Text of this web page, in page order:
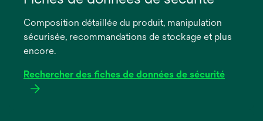
nouvel
onglet
Composition détaillée du produit, manipulation
sécurisée, recommandations de stockage et plus
encore.
Rechercher des fiches de données de sécurité